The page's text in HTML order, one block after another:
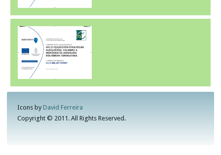
Icons by David Ferreira
Copyright © 2011. All Rights Reserved.